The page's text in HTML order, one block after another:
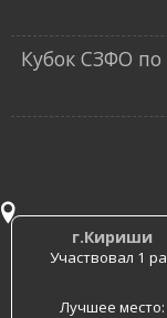
Кубок СЗФО по
г.Кириши
Участвовал 1
Лучшее место: